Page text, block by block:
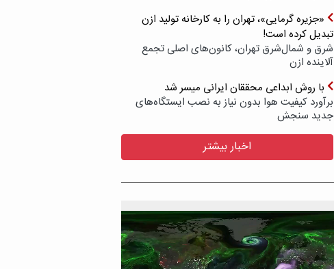
«جزیره گرمایی»، تهران را به کارخانه تولید ازن
تبدیل کرده است!
شرق و شمال‌شرق تهران، کانون‌های اصلی تجمع
آلاینده ازن
با روش ابداعی محققان ایرانی میسر شد
برآورد کیفیت هوا بدون نیاز به نصب ایستگاه‌های
جدید سنجش
اخبار بیشتر